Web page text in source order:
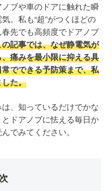
ブや車のドアに触れた瞬
。私も“超”がつくほどの
先でも高頻度でドアノブ
の記事では、なぜ静電気が
痛みを最小限に抑える具
でできる予防策まで、私
た。
、知っているだけでかな
ドアノブに怯える毎日か
でみてください。